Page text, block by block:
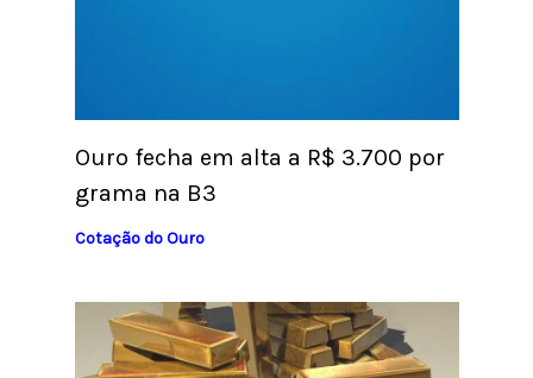
Ouro fecha em alta a R$ 3.700 por
grama na B3
Cotação do Ouro